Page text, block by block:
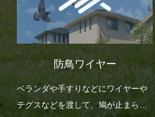
忌避剤
忌避剤（きひざい）というのは、鳩
が嫌がる臭いや成分を使って鳩を寄